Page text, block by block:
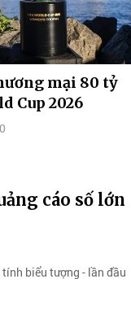
mại 80 tỷ
Cup 2026
cáo số lớn
biểu tượng - lần đầu